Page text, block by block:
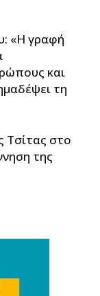
«Η γραφή
και
τη
Τσίτας στο
της